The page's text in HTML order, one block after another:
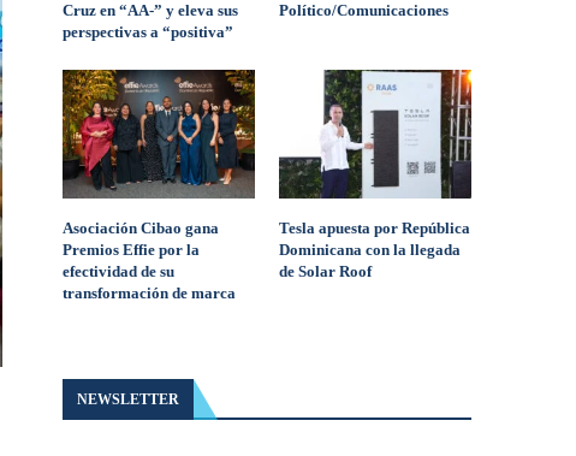
Cruz en “AA-” y eleva sus
perspectivas a “positiva”
Político/Comunicaciones
Asociación Cibao gana
Premios Effie por la
efectividad de su
transformación de marca
Tesla apuesta por República
Dominicana con la llegada
de Solar Roof
NEWSLETTER